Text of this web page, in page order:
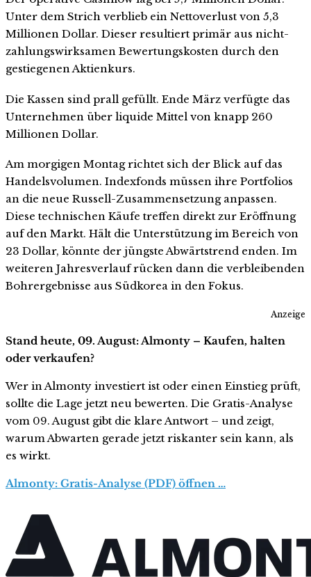
Unter dem Strich verblieb ein Nettoverlust von 5,3
Millionen Dollar. Dieser resultiert primär aus nicht-
zahlungswirksamen Bewertungskosten durch den
gestiegenen Aktienkurs.
Die Kassen sind prall gefüllt. Ende März verfügte das
Unternehmen über liquide Mittel von knapp 260
Millionen Dollar.
Am morgigen Montag richtet sich der Blick auf das
Handelsvolumen. Indexfonds müssen ihre Portfolios
an die neue Russell-Zusammensetzung anpassen.
Diese technischen Käufe treffen direkt zur Eröffnung
auf den Markt. Hält die Unterstützung im Bereich von
23 Dollar, könnte der jüngste Abwärtstrend enden. Im
weiteren Jahresverlauf rücken dann die verbleibenden
Bohrergebnisse aus Südkorea in den Fokus.
Anzeige
Stand heute, 09. August: Almonty – Kaufen, halten
oder verkaufen?
Wer in Almonty investiert ist oder einen Einstieg prüft,
sollte die Lage jetzt neu bewerten. Die Gratis-Analyse
vom 09. August gibt die klare Antwort – und zeigt,
warum Abwarten gerade jetzt riskanter sein kann, als
es wirkt.
Almonty: Gratis-Analyse (PDF) öffnen …